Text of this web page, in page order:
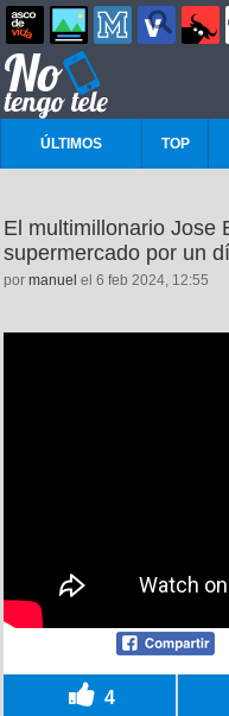
ÚLTIMOS TOP
El multimillonario Jose
supermercado por un
por manuel el 6 feb 2024, 12:55
4